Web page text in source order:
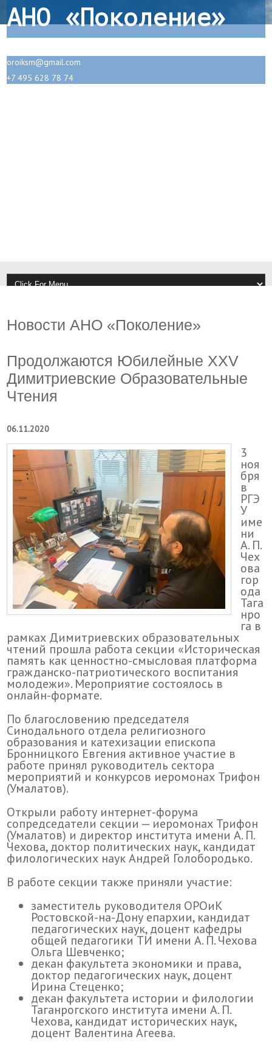
АНО «Поколение»
oroiksm@gmail.com
+7 495 628 78 74
Новости АНО «Поколение»
Продолжаются Юбилейные XXV
Димитриевские Образовательные
Чтения
06.11.2020
3
ноя
бря
в
РГЭ
У
име
ни
А. П.
Чех
ова
гор
ода
Тага
нро
га в
рамках Димитриевских образовательных
чтений прошла работа секции «Историческая
память как ценностно-смысловая платформа
гражданско-патриотического воспитания
молодежи». Мероприятие состоялось в
онлайн-формате.
По благословению председателя
Синодального отдела религиозного
образования и катехизации епископа
Бронницкого Евгения активное участие в
работе принял руководитель сектора
мероприятий и конкурсов иеромонах Трифон
(Умалатов).
Открыли работу интернет-форума
сопредседатели секции — иеромонах Трифон
(Умалатов) и директор института имени А. П.
Чехова, доктор политических наук, кандидат
филологических наук Андрей Голобородько.
В работе секции также приняли участие:
заместитель руководителя ОРОиК
Ростовской-на-Дону епархии, кандидат
педагогических наук, доцент кафедры
общей педагогики ТИ имени А. П. Чехова
Ольга Шевченко;
декан факультета экономики и права,
доктор педагогических наук, доцент
Ирина Стеценко;
декан факультета истории и филологии
Таганрогского института имени А. П.
Чехова, кандидат исторических наук,
доцент Валентина Агеева.